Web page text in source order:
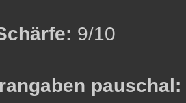
9/10
pauschal: